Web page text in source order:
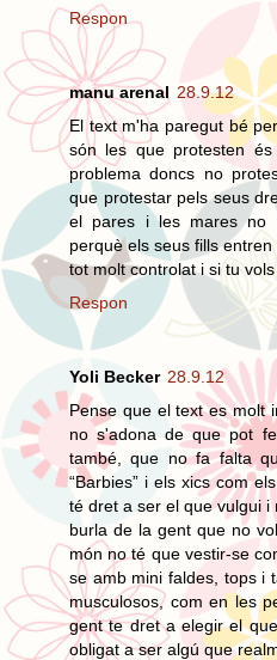
Respon
manu arenal 28.9.12
El text m'ha paregut bé
són les que protesten
problema doncs no
que protestar pels seus
el pares i les mares no
perquè els seus fills
tot molt controlat i si tu
Respon
Yoli Becker 28.9.12
Pense que el text es molt
no s'adona de que pot
també, que no fa falta
“Barbies” i els xics com
té dret a ser el que vulgui
burla de la gent que no
món no té que vestir-se
se amb mini faldes, tops i
musculosos, com en les
gent te dret a elegir el
obligat a ser algú que